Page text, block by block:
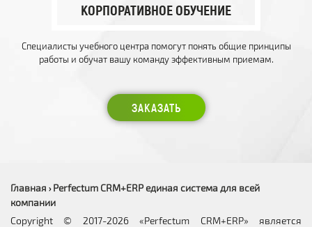
КОРПОРАТИВНОЕ ОБУЧЕНИЕ
Специалисты учебного центра помогут понять общие принципы
работы и обучат вашу команду эффективным приемам.
ЗАКАЗАТЬ
Главная › Perfectum CRM+ERP единая система для всей
компании
Copyright © 2017-2026 «Perfectum CRM+ERP» является